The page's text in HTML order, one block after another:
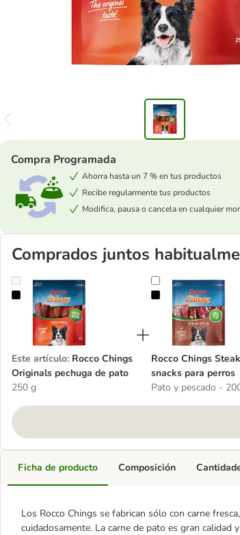
Compra Programada
Ahorra hasta un 7 % en tus productos
Recibe regularmente tus productos
Modifica, pausa o cancela en cualquier
Comprados juntos
Rocco Chings Originals pechuga de pato
Este artículo: Rocco Chings
Originals pechuga de pato
250 g
Rocco Chings
Rocco Chings
snacks para perros
Pato y pescado -
Ficha de producto
Los Rocco Chings se fabrican sólo con carne
cuidadosamente. La carne de pato es gran calidad
Composición